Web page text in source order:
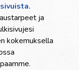
ja
kokemuksella